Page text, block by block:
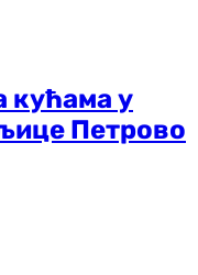
кућама у
Петрово